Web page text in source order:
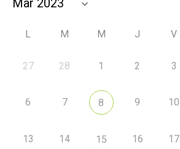
L M M J V
27 28 1 2 3
6 7 8 9 10
13 14 15 16 17